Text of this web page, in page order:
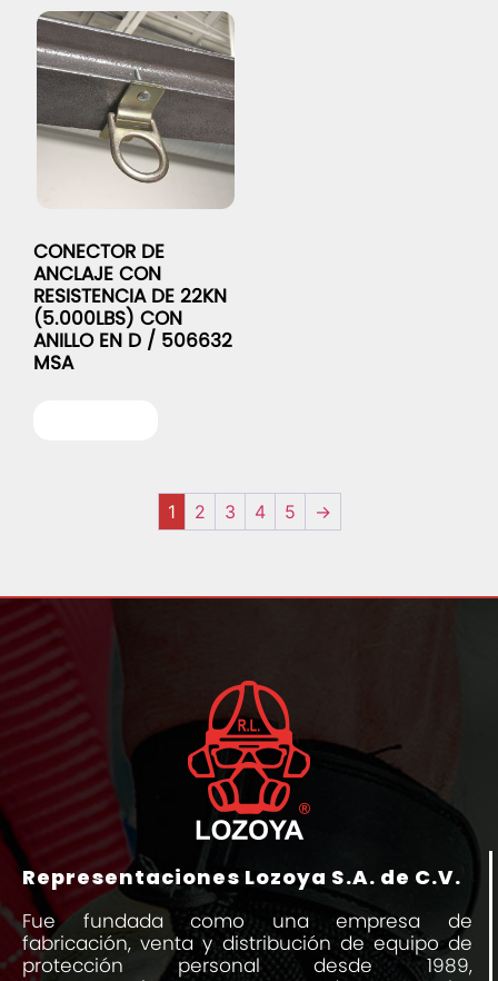
CONECTOR DE
ANCLAJE CON
RESISTENCIA DE 22KN
(5.000LBS) CON
ANILLO EN D / 506632
MSA
1 2 3 4 5 →
Representaciones Lozoya S.A. de C.V.
Fue fundada como una empresa de
fabricación, venta y distribución de equipo de
protección personal desde 1989,